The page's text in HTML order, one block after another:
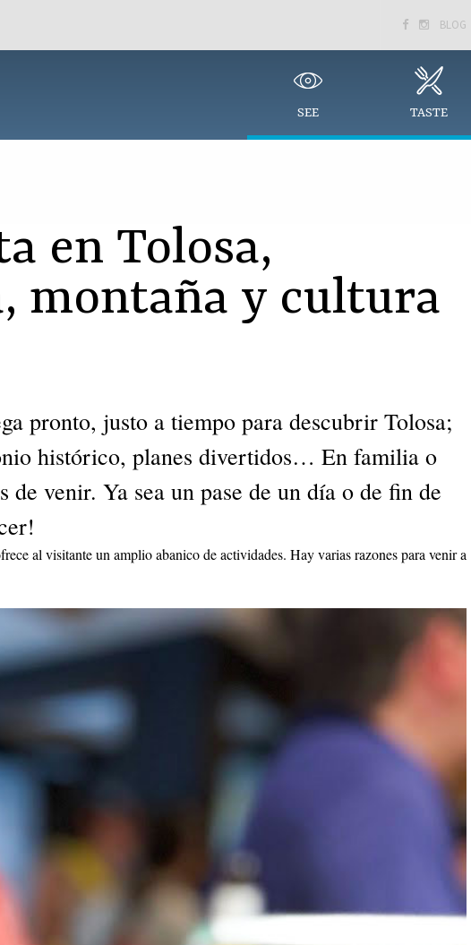
  BLOG
SEE TASTE
en Tolosa,
montaña y cultura
pronto, justo a tiempo para descubrir Tolosa;
histórico, planes divertidos… En familia o
de venir. Ya sea un pase de un día o de fin de
al visitante un amplio abanico de actividades. Hay varias razones para venir a